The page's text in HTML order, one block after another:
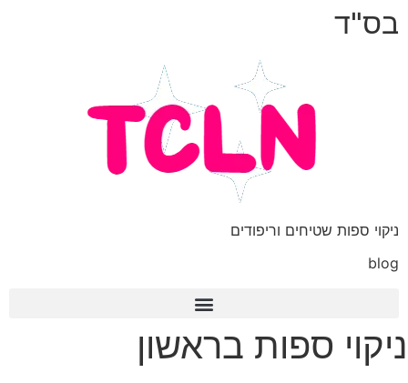
בס"ד
ניקוי ספות שטיחים וריפודים
blog
ניקוי ספות בראשון